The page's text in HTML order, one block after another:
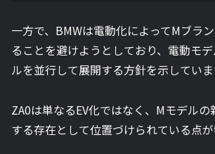
一方で、BMWは電動化によってMブラ
ることを避けようとしており、電動モ
ルを並行して展開する方針を示していま
ZA0は単なるEV化ではなく、Mモデル
する存在として位置づけられている点が